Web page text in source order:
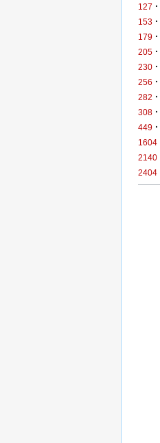
127 ·
153 ·
179 ·
205 ·
230 ·
256 ·
282 ·
308 ·
449 ·
1604
2140
2404